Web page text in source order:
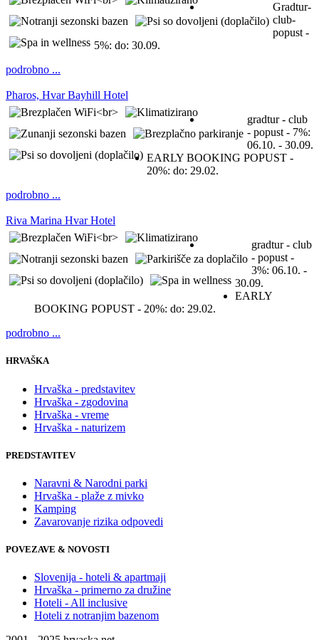
Gradtur-
club-
popust -
5%: do: 30.09.
podrobno ...
Pharos, Hvar Bayhill Hotel
gradtur - club
- popust - 7%:
06.10. - 30.09.
EARLY BOOKING POPUST -
20%: do: 29.02.
podrobno ...
Riva Marina Hvar Hotel
gradtur - club
- popust -
3%: 06.10. -
30.09.
EARLY
BOOKING POPUST - 20%: do: 29.02.
podrobno ...
HRVAŠKA
Hrvaška - predstavitev
Hrvaška - zgodovina
Hrvaška - vreme
Hrvaška - naturizem
PREDSTAVITEV
Naravni & Narodni parki
Hrvaška - plaže z mivko
Kamping
Zavarovanje rizika odpovedi
POVEZAVE & NOVOSTI
Slovenija - hoteli & apartmaji
Hrvaška - primerno za družine
Hoteli - All inclusive
Hoteli z notranjim bazenom